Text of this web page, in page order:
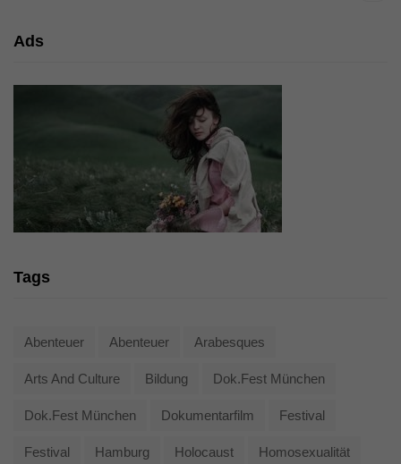
Ads
Tags
Abenteuer Abenteuer Arabesques
Arts And Culture Bildung Dok.fest München
Dok.fest München Dokumentarfilm Festival
Festival Hamburg Holocaust Homosexualität